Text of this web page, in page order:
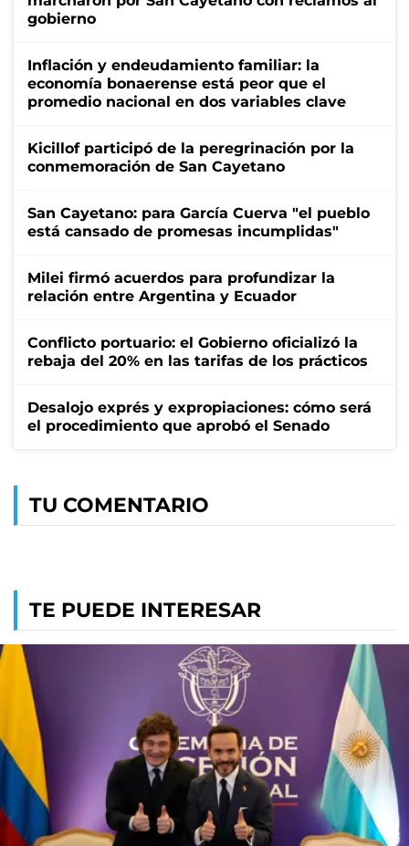
gobierno
Inflación y endeudamiento familiar: la
economía bonaerense está peor que el
promedio nacional en dos variables clave
Kicillof participó de la peregrinación por la
conmemoración de San Cayetano
San Cayetano: para García Cuerva "el pueblo
está cansado de promesas incumplidas"
Milei firmó acuerdos para profundizar la
relación entre Argentina y Ecuador
Conflicto portuario: el Gobierno oficializó la
rebaja del 20% en las tarifas de los prácticos
Desalojo exprés y expropiaciones: cómo será
el procedimiento que aprobó el Senado
TU COMENTARIO
TE PUEDE INTERESAR